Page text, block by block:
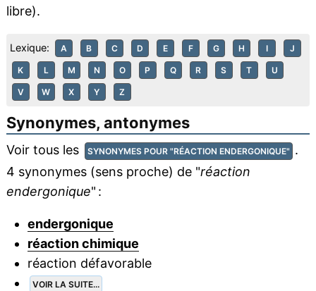
libre).
Lexique: A B C D E F G H I J
K L M N O P Q R S T U
V W X Y Z
Synonymes, antonymes
Voir tous les SYNONYMES POUR "RÉACTION ENDERGONIQUE" .
4 synonymes (sens proche) de "réaction
endergonique" :
endergonique
réaction chimique
réaction défavorable
VOIR LA SUITE...